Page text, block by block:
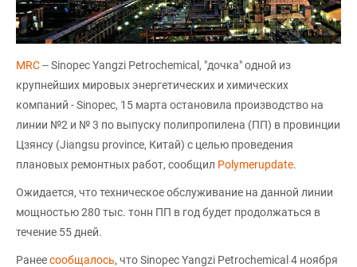
MRC-- Sinopec Yangzi Petrochemical, "дочка" одной из
крупнейших мировых энергетических и химических
компаний - Sinopec, 15 марта остановила производство на
линии №2 и № 3 по выпуску полипропилена (ПП) в провинции
Цзянсу (Jiangsu province, Китай) с целью проведения
плановых ремонтных работ, сообщил Polymerupdate.
Ожидается, что техническое обслуживание на данной линии
мощностью 280 тыс. тонн ПП в год будет продолжаться в
течение 55 дней.
Ранеесообщалось, что Sinopec Yangzi Petrochemical 4 ноября